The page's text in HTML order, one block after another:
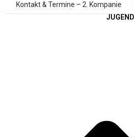
Kontakt & Termine – 2. Kompanie
JUGEND